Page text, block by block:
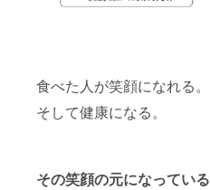
食べた人が笑顔になれる。
そして健康になる。
その笑顔の元になっている